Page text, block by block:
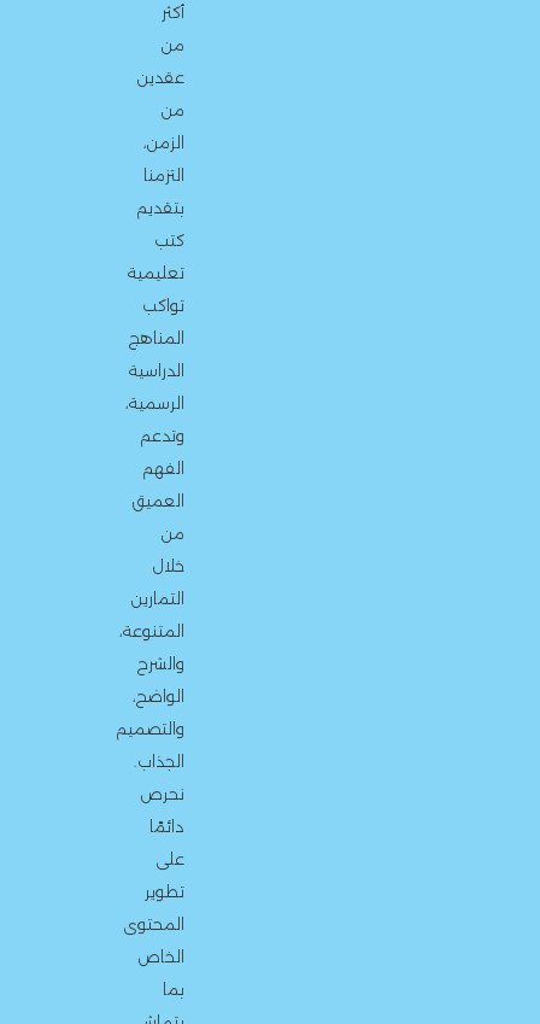
أكثر
من
عقدين
من
الزمن،
التزمنا
بتقديم
كتب
تعليمية
تواكب
المناهج
الدراسية
الرسمية،
وتدعم
الفهم
العميق
من
خلال
التمارين
المتنوعة،
والشرح
الواضح،
والتصميم
الجذاب.
نحرص
دائمًا
على
تطوير
المحتوى
الخاص
بما